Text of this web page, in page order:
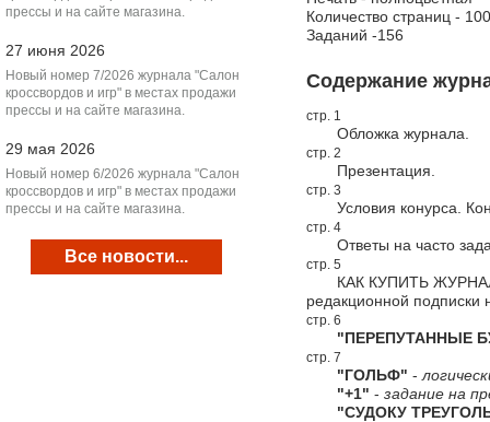
прессы и на сайте магазина.
27 июня 2026
Новый номер 7/2026 журнала "Салон
кроссвордов и игр" в местах продажи
прессы и на сайте магазина.
29 мая 2026
Новый номер 6/2026 журнала "Салон
кроссвордов и игр" в местах продажи
прессы и на сайте магазина.
Все новости...
Количество страниц - 100
Заданий -156
Содержание
стр. 1
Обложка журнала.
стр. 2
Презентация.
стр. 3
Условия конурса.
стр. 4
Ответы на часто
стр. 5
КАК КУПИТЬ ЖУРНАЛ
редакционной подписки
стр. 6
"ПЕРЕПУТАННЫЕ
стр. 7
"ГОЛЬФ" -
"+1" - задание на
"СУДОКУ